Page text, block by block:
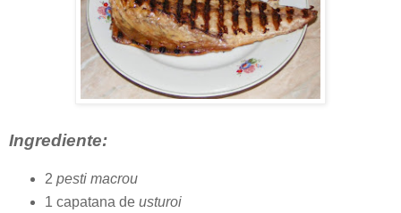
Ingrediente:
2 pesti macrou
1 capatana de usturoi